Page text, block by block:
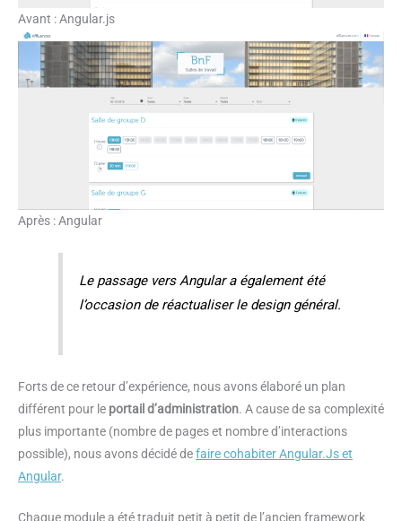
Avant : Angular.js
Après : Angular
Le passage vers Angular a également été
l’occasion de réactualiser le design général.
Forts de ce retour d’expérience, nous avons élaboré un plan
différent pour le portail d’administration. A cause de sa complexité
plus importante (nombre de pages et nombre d’interactions
possible), nous avons décidé defaire cohabiter Angular.Js et
Angular.
Chaque module a été traduit petit à petit de l’ancien framework